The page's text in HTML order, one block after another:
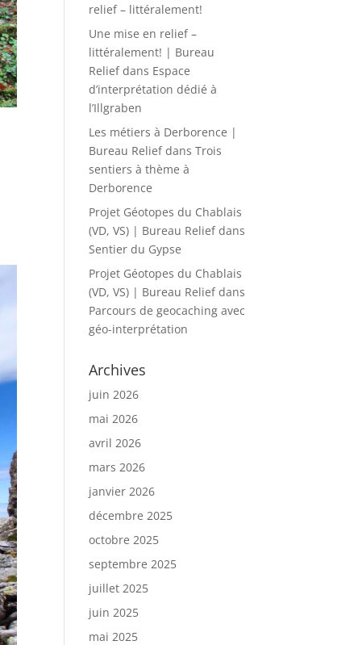
relief – littéralement!
Une mise en relief –
littéralement! | Bureau
Reliefdans Espace
d’interprétation dédié à
l’Illgraben
Les métiers à Derborence |
Bureau ReliefdansTrois
sentiers à thème à
Derborence
Projet Géotopes du Chablais
(VD, VS) | Bureau Reliefdans
Sentier du Gypse
Projet Géotopes du Chablais
(VD, VS) | Bureau Reliefdans
Parcours de geocaching avec
géo-interprétation
Archives
juin 2026
mai 2026
avril 2026
mars 2026
janvier 2026
décembre 2025
octobre 2025
septembre 2025
juillet 2025
juin 2025
mai 2025